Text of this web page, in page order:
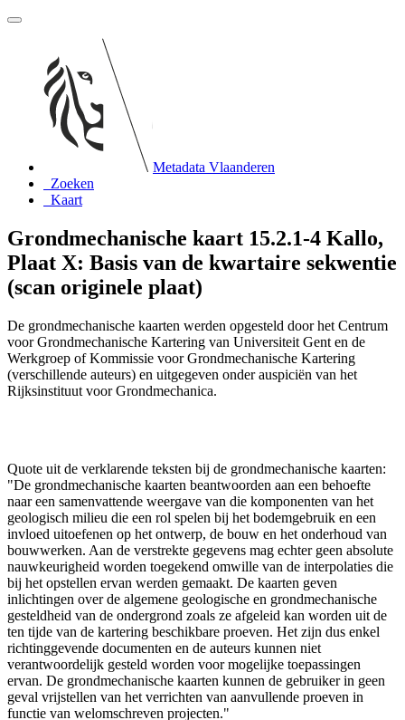
Metadata Vlaanderen
Zoeken
Kaart
Grondmechanische kaart 15.2.1-4 Kallo,
Plaat X: Basis van de kwartaire sekwentie
(scan originele plaat)
De grondmechanische kaarten werden opgesteld door het Centrum
voor Grondmechanische Kartering van Universiteit Gent en de
Werkgroep of Kommissie voor Grondmechanische Kartering
(verschillende auteurs) en uitgegeven onder auspiciën van het
Rijksinstituut voor Grondmechanica.
Quote uit de verklarende teksten bij de grondmechanische kaarten:
"De grondmechanische kaarten beantwoorden aan een behoefte
naar een samenvattende weergave van die komponenten van het
geologisch milieu die een rol spelen bij het bodemgebruik en een
invloed uitoefenen op het ontwerp, de bouw en het onderhoud van
bouwwerken. Aan de verstrekte gegevens mag echter geen absolute
nauwkeurigheid worden toegekend omwille van de interpolaties die
bij het opstellen ervan werden gemaakt. De kaarten geven
inlichtingen over de algemene geologische en grondmechanische
gesteldheid van de ondergrond zoals ze afgeleid kan worden uit de
ten tijde van de kartering beschikbare proeven. Het zijn dus enkel
richtinggevende documenten en de auteurs kunnen niet
verantwoordelijk gesteld worden voor mogelijke toepassingen
ervan. De grondmechanische kaarten kunnen de gebruiker in geen
geval vrijstellen van het verrichten van aanvullende proeven in
functie van welomschreven projecten."